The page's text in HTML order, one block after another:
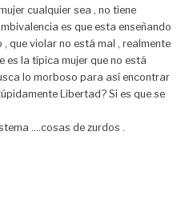
cualquier sea , no tiene
es que esta enseñando
que violar no está mal , realmente
es la típica mujer que no está
lo morboso para así encontrar
Libertad? Si es que se
….cosas de zurdos .